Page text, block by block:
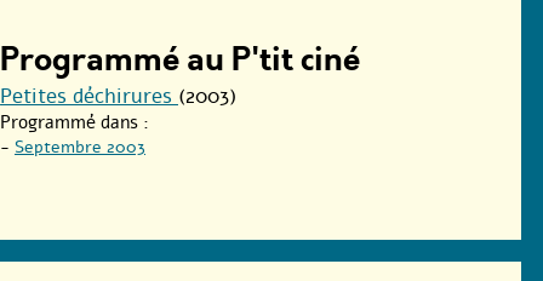
Programmé au P'tit ciné
Petites déchirures (2003)
Programmé dans :
- Septembre 2003